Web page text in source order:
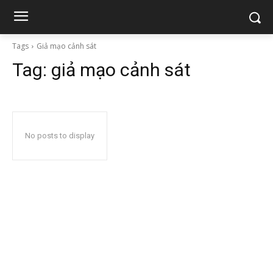
Tags Giả mạo cảnh sát
Tag: giả mạo cảnh sát
No posts to display